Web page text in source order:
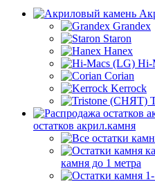
Grandex
Staron
Hanex
Hi-
Corian
Kerrock
остатков акрил.камня
камня до 1 метра